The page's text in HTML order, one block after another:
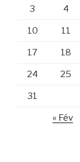
3 4
10 11
17 18
24 25
31
« Fév